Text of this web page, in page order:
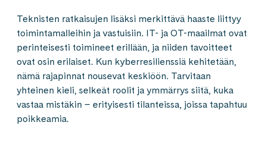
Teknisten ratkaisujen lisäksi merkittävä haaste liittyy
toimintamalleihin ja vastuisiin. IT- ja OT-maailmat ovat
perinteisesti toimineet erillään, ja niiden tavoitteet
ovat osin erilaiset. Kun kyberresilienssiä kehitetään,
nämä rajapinnat nousevat keskiöön. Tarvitaan
yhteinen kieli, selkeät roolit ja ymmärrys siitä, kuka
vastaa mistäkin – erityisesti tilanteissa, joissa tapahtuu
poikkeamia.